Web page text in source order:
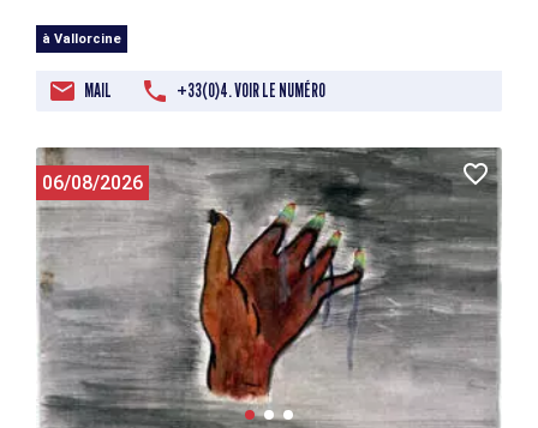
à Vallorcine
MAIL +33(0)4. VOIR LE NUMÉRO
06/08/2026